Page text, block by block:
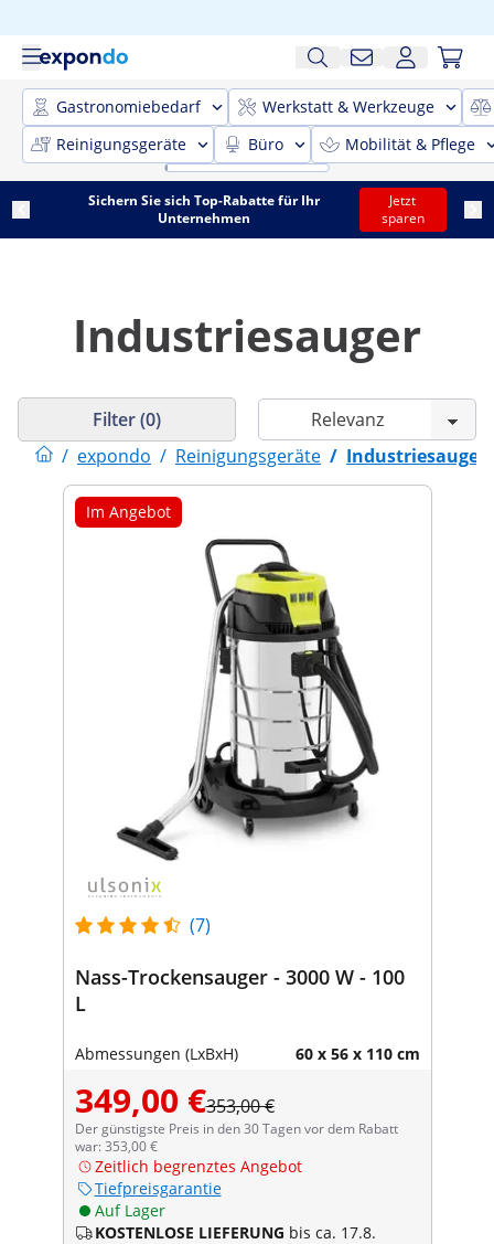
Gastronomiebedarf
Werkstatt & Werkzeuge
Reinigungsgeräte
Büro Mobilität & Pflege
Sichern Sie sich Top-Rabatte für Ihr
Unternehmen
Jetzt
sparen
Industriesauger
/ expondo / Reinigungsgeräte / Industriesauger
Filter (0)
Im Angebot
(7)
Nass-Trockensauger - 3000 W - 100
L
Abmessungen (LxBxH) 60 x 56 x 110 cm
349,00 €353,00 €
Der günstigste Preis in den 30 Tagen vor dem Rabatt
war: 353,00 €
Zeitlich begrenztes Angebot
Tiefpreisgarantie
Auf Lager
KOSTENLOSE LIEFERUNG bis ca. 17.8.